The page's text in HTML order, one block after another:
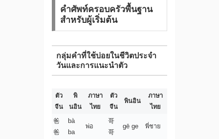
คำศัพท์ครอบครัวพื้นฐาน
สำหรับผู้เริ่มต้น
กลุ่มคำที่ใช้บ่อยในชีวิตประจำ
วันและการแนะนำตัว
ตัว
จีน
พิ
นอิน
ภาษา
ไทย
ตัว
จีน
พินอิน
ภาษา
ไทย
爸
爸
bà
ba
พ่อ
哥
哥
gē ge พี่ชาย